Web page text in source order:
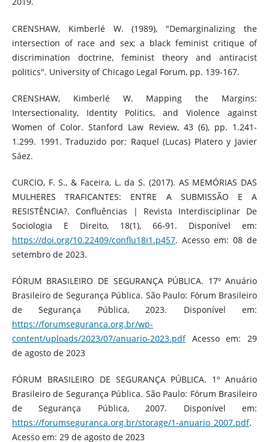
CRENSHAW, Kimberlé W. (1989), "Demarginalizing the
intersection of race and sex; a black feminist critique of
discrimination doctrine, feminist theory and antiracist
politics". University of Chicago Legal Forum, pp. 139-167.
CRENSHAW, Kimberlé W. Mapping the Margins:
Intersectionality, Identity Politics, and Violence against
Women of Color. Stanford Law Review, 43 (6), pp. 1.241-
1.299. 1991. Traduzido por: Raquel (Lucas) Platero y Javier
Sáez.
CURCIO, F. S., & Faceira, L. da S. (2017). AS MEMÓRIAS DAS
MULHERES TRAFICANTES: ENTRE A SUBMISSÃO E A
RESISTÊNCIA?. Confluências | Revista Interdisciplinar De
Sociologia E Direito, 18(1), 66-91. Disponível em:
https://doi.org/10.22409/conflu18i1.p457. Acesso em: 08 de
setembro de 2023.
FÓRUM BRASILEIRO DE SEGURANÇA PÚBLICA. 17º Anuário
Brasileiro de Segurança Pública. São Paulo: Fórum Brasileiro
de Segurança Pública, 2023. Disponível em:
https://forumseguranca.org.br/wp-
content/uploads/2023/07/anuario-2023.pdfAcesso em: 29
de agosto de 2023
FÓRUM BRASILEIRO DE SEGURANÇA PÚBLICA. 1º Anuário
Brasileiro de Segurança Pública. São Paulo: Fórum Brasileiro
de Segurança Pública, 2007. Disponível em:
https://forumseguranca.org.br/storage/1-anuario_2007.pdf.
Acesso em: 29 de agosto de 2023